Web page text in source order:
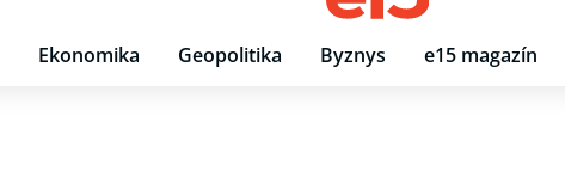
Ekonomika Geopolitika Byznys e15 magazín